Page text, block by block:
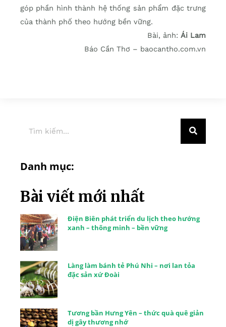
góp phần hình thành hệ thống sản phẩm đặc trưng
của thành phố theo hướng bền vững.
Bài, ảnh: Ái Lam
Báo Cần Thơ – baocantho.com.vn
Danh mục:
Bài viết mới nhất
Điện Biên phát triển du lịch theo hướng
xanh – thông minh – bền vững
Làng làm bánh tẻ Phú Nhi – nơi lan tỏa
đặc sản xứ Đoài
Tương bần Hưng Yên – thức quà quê giản
dị gây thương nhớ